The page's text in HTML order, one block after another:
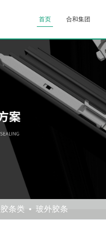
首页 合和集团
条类 玻外胶条